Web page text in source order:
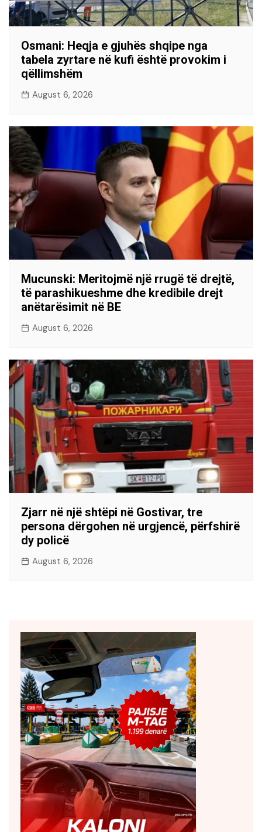
Osmani: Heqja e gjuhës shqipe nga
tabela zyrtare në kufi është provokim i
qëllimshëm
August 6, 2026
Mucunski: Meritojmë një rrugë të drejtë,
të parashikueshme dhe kredibile drejt
anëtarësimit në BE
August 6, 2026
Zjarr në një shtëpi në Gostivar, tre
persona dërgohen në urgjencë, përfshirë
dy policë
August 6, 2026